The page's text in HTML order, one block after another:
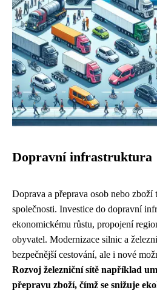
Dopravní infrastruktura
Doprava a přeprava osob nebo
společnosti. Investice do dopravní
ekonomickému růstu, propojení
obyvatel. Modernizace silnic a
bezpečnější cestování, ale i nové
Rozvoj železniční sítě například
přepravu zboží, čímž se snižuje